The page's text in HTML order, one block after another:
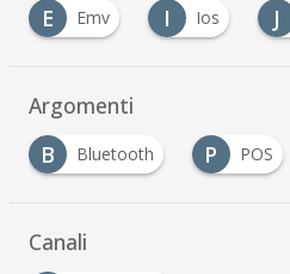
E
Emv I Ios J
Argomenti
B
Bluetooth P POS
Canali